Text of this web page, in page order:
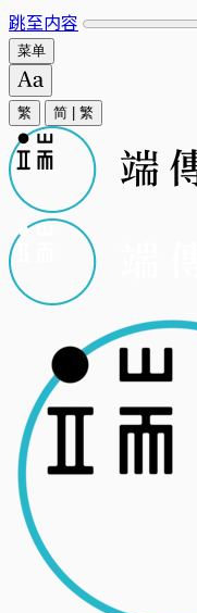
跳至内容
菜单
繁 简 繁